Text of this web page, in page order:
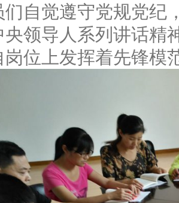
们自觉遵守党规党纪
央领导人系列讲话精
岗位上发挥着先锋模